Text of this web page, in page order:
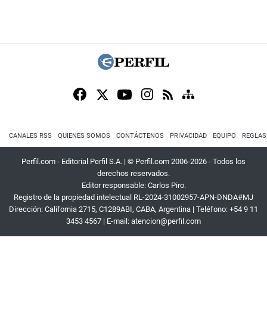
CANALES RSS QUIENES SOMOS CONTÁCTENOS PRIVACIDAD EQUIPO
Perfil.com - Editorial Perfil S.A. | © Perfil.com 2006-2026 - Todos los
derechos reservados.
Editor responsable: Carlos Piro.
Registro de la propiedad intelectual RL-2024-31002957-APN-DNDA#MJ
Dirección: California 2715, C1289ABI, CABA, Argentina | Teléfono: +54 9 11
3453 4567 | E-mail: atencion@perfil.com